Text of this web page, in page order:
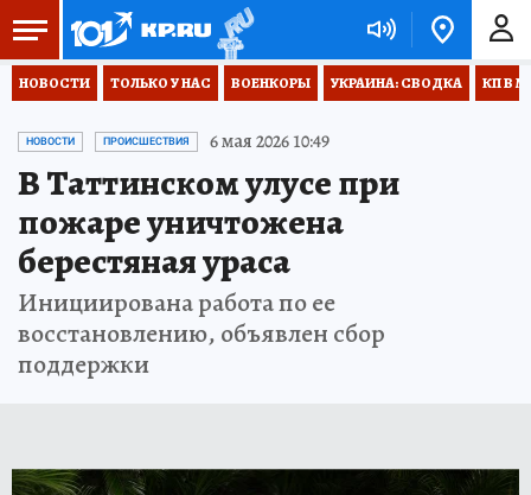
НОВОСТИ ТОЛЬКО У НАС ВОЕНКОРЫ УКРАИНА: СВОДКА КП В
НОВОСТИ ПРОИСШЕСТВИЯ 6 мая 2026 10:49
В Таттинском улусе при
пожаре уничтожена
берестяная ураса
Инициирована работа по ее
восстановлению, объявлен сбор
поддержки